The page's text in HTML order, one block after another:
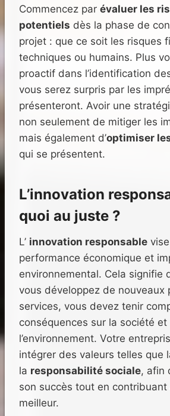
Commencez par évaluer les
potentiels dès la phase de
projet : que ce soit les risques
techniques ou humains. Plus
proactif dans l’identification
vous serez surpris par les
présenteront. Avoir une
non seulement de mitiger les
mais également d’optimiser
qui se présentent.
L’innovation
quoi au juste ?
L’ innovation responsable
performance économique et
environnemental. Cela signifie
vous développez de nouveaux
services, vous devez tenir
conséquences sur la société et
l’environnement. Votre
intégrer des valeurs telles que
la responsabilité sociale, afin
son succès tout en contribuant
meilleur.